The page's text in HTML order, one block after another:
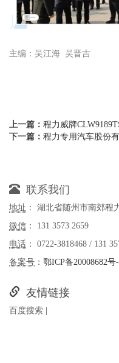
主编：吴江海 吴晋吉
上一篇： 程力威牌
下一篇： 程力专用汽车股份
联系我们
地址 ： 湖北省随州市南郊程
微信 ： 131 3573 2659
电话 ： 0722-3818468 / 131
备案号 ： 鄂ICP备20008682号
友情链接
百度搜索